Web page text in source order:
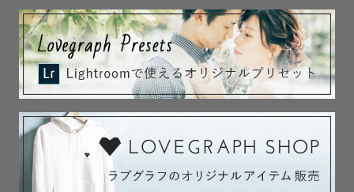
＜経歴＞
動物看護大学卒業
動物病院勤務
オールジャンルフォトスタジオカメラマン勤務
キッズフォトスタジオカメラマン勤務
Lovegraphカメラマンへ
＜役職＞